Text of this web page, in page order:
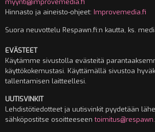
myynti@improvemedia.fi
Hinnasto ja aineisto-ohjeet: Improvemedia.fi
Suora neuvottelu Respawn.fi:n kautta, ks.
EVÄSTEET
Käytämme sivustolla evästeitä
käyttökokemustasi. Käyttämällä sivustoa
tallentamisen laitteellesi.
UUTISVINKIT
Lehdistötiedotteet ja uutisvinkit pyydetään
sähköpostitse osoitteeseen